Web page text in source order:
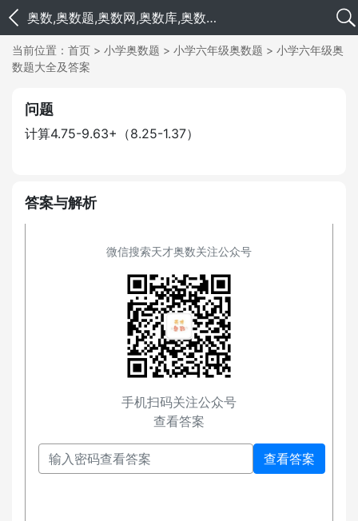
奥数,奥数题,奥数网,奥数库,奥数题及答案,奥数题大全,小学奥数,六年级奥数题
当前位置： 首页 > 小学奥数题 > 小学六年级奥数题 > 小学六年级奥
数题大全及答案
问题
计算4.75-9.63+（8.25-1.37）
答案与解析
微信搜索天才奥数关注公众号
手机扫码关注公众号
查看答案
查看答案